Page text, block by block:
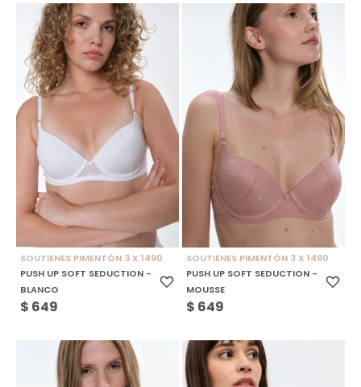
SOUTIENES PIMENTÓN 3 X 1490
PUSH UP SOFT SEDUCTION -
BLANCO
$ 649
SOUTIENES PIMENTÓN 3 X 1490
PUSH UP SOFT SEDUCTION -
MOUSSE
$ 649